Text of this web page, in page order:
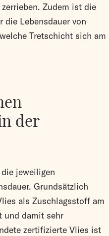
Zudem ist die
Lebensdauer von
Tretschicht sich am
der
jeweiligen
Grundsätzlich
als Zuschlagsstoff am
und damit sehr
zertifizierte Vlies ist